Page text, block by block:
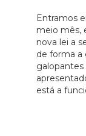
Entramos
meio mês,
nova lei a
de forma a
está a